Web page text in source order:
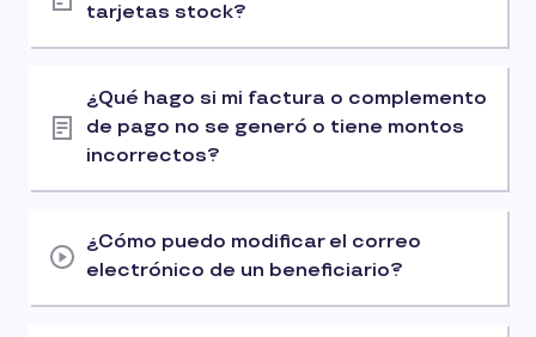
tarjetas stock?
¿Qué hago si mi factura o complemento
de pago no se generó o tiene montos
incorrectos?
¿Cómo puedo modificar el correo
electrónico de un beneficiario?